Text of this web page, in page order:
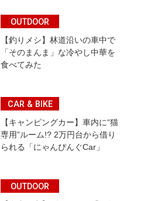
OUTDOOR
【釣りメシ】林道沿いの車中で
「そのまんま」な冷やし中華を
食べてみた
CAR & BIKE
【キャンピングカー】車内に“猫
専用”ルーム!? 2万円台から借り
られる「にゃんぴんぐCar」
OUTDOOR